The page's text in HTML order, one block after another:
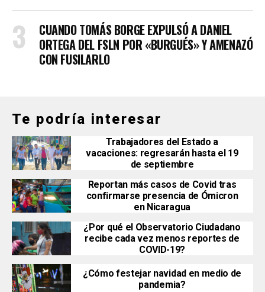
CUANDO TOMÁS BORGE EXPULSÓ A DANIEL
ORTEGA DEL FSLN POR «BURGUÉS» Y AMENAZÓ
CON FUSILARLO
Te podría interesar
Trabajadores del Estado a
vacaciones: regresarán hasta el 19
de septiembre
Reportan más casos de Covid tras
confirmarse presencia de Ómicron
en Nicaragua
¿Por qué el Observatorio Ciudadano
recibe cada vez menos reportes de
COVID-19?
¿Cómo festejar navidad en medio de
pandemia?